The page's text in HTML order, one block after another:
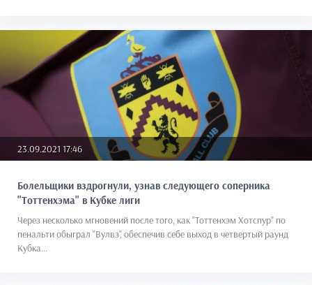
23.09.2021 17:46
Болельщики вздрогнули, узнав следующего соперника
"Тоттенхэма" в Кубке лиги
Через несколько мгновений после того, как "Тоттенхэм Хотспур" по
пенальти обыграл "Вулвз", обеспечив себе выход в четвертый раунд
Кубка...